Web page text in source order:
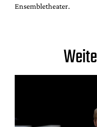
Ensembletheater.